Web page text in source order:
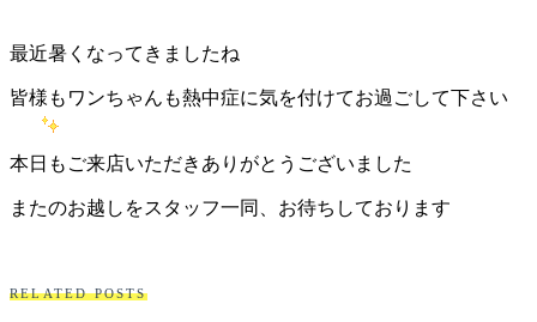
ト
サ
ロ
ペ
最近暑くなってきましたね
皆様もワンちゃんも熱中症に気を付けてお過ごして下さい
本日もご来店いただきありがとうございました
またのお越しをスタッフ一同、お待ちしております
RELATED POSTS